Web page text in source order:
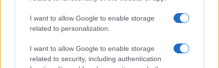
I want to allow Google to enable storage
related to personalization.
I want to allow Google to enable storage
related to security, including authentication
Ο Όλυμπος στον Κατάλογο Παγκόσμιας
Κληρονομιάς της UNESCO – Ιστορική ομόφωνη
26/07/2026 - 12:34μμ